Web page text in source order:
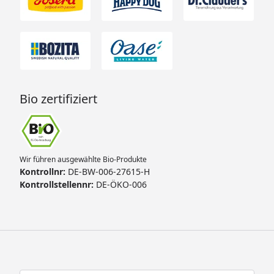
Bio zertifiziert
Wir führen ausgewählte Bio-Produkte
Kontrollnr: DE-BW-006-27615-H
Kontrollstellennr: DE-ÖKO-006